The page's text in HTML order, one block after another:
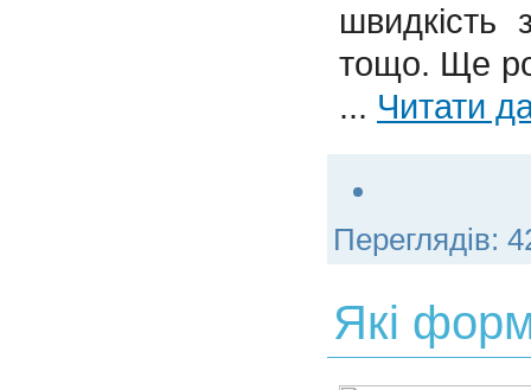
швидкість
тощо. Ще
... Читати
Переглядів:
Які